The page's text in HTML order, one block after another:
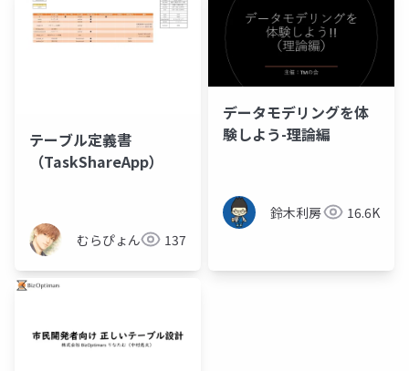
テーブル定義書
（TaskShareApp）
むらぴょん 137
データモデリングを体
験しよう-理論編
鈴木利房 16.6K